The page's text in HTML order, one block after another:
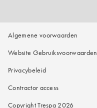
Algemene voorwaarden
Website Gebruiksvoorwaarden
Privacybeleid
Contractor access
Copyright Trespa 2026